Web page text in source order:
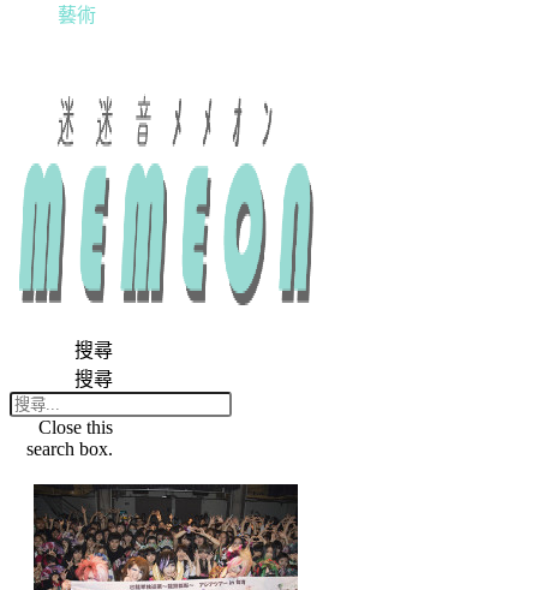
藝術
搜尋
搜尋
Close this
search box.